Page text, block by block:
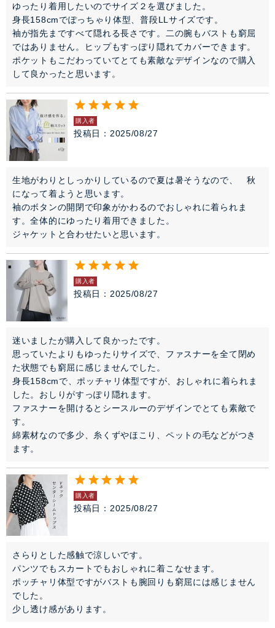
ゆったり着用したいのでサイズ２を選びました。
身長158cmでぽっちゃり体型、普段LLサイズです。
袖が指先まですべて隠れる長さです。二の腕もバストも窮屈
ではありません。ヒップもすっぽり隠れてカバーできます。
ポケットもこだわっていてとても素敵なデザインなので購入
して良かったと思います。
購入者
投稿日 2025/08/27
生地がわりとしっかりしているので夏は暑そうなので、　秋
になって着ようと思います。
袖のボタンの開閉で印象がかわるのでおしゃれに着られま
す。全体的にゆったり着用できました。
購入者
投稿日 2025/08/27
迷いましたが購入して良かったです。
思っていたよりもゆったりサイズで、ファスナーを全て閉め
た状態でも窮屈に感じませんでした。
身長158cmで、ポッチャリ体型ですが、おしゃれに着られま
した。おしりがすっぽり隠れます。
ファスナーを開けるとシースルーのデザインでとても素敵で
す。
綿素材なので多少、糸くずやほこり、ペットの毛などがつき
ます。
購入者
投稿日 2025/08/27
さらりとした感触で涼しいです。
パンツでもスカートでもおしゃれに着こなせます。
ポッチャリ体型ですがバストも腕回りも窮屈には感じません
でした。
少し透け感があります。